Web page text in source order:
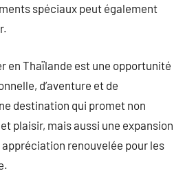
spéciaux peut également
en Thaïlande est une opportunité
d’aventure et de
destination qui promet non
plaisir, mais aussi une expansion
renouvelée pour les